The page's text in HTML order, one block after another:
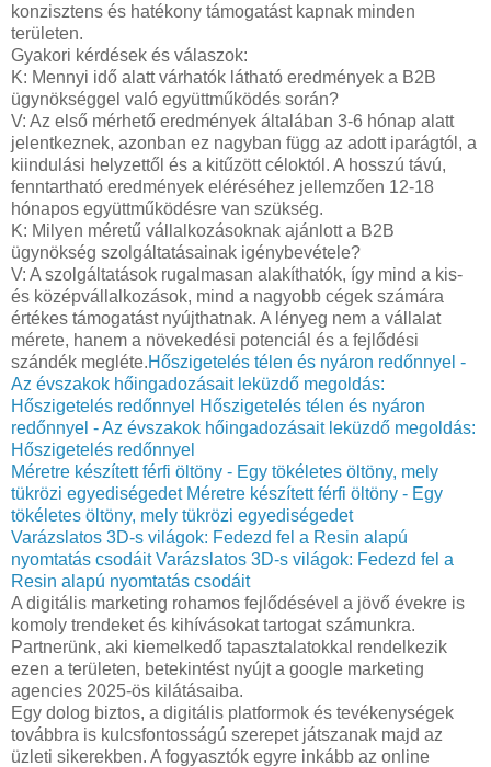
konzisztens és hatékony támogatást kapnak minden
területen.
Gyakori kérdések és válaszok:
K: Mennyi idő alatt várhatók látható eredmények a B2B
ügynökséggel való együttműködés során?
V: Az első mérhető eredmények általában 3-6 hónap alatt
jelentkeznek, azonban ez nagyban függ az adott iparágtól, a
kiindulási helyzettől és a kitűzött céloktól. A hosszú távú,
fenntartható eredmények eléréséhez jellemzően 12-18
hónapos együttműködésre van szükség.
K: Milyen méretű vállalkozásoknak ajánlott a B2B
ügynökség szolgáltatásainak igénybevétele?
V: A szolgáltatások rugalmasan alakíthatók, így mind a kis-
és középvállalkozások, mind a nagyobb cégek számára
értékes támogatást nyújthatnak. A lényeg nem a vállalat
mérete, hanem a növekedési potenciál és a fejlődési
szándék megléte.Hőszigetelés télen és nyáron redőnnyel -
Az évszakok hőingadozásait leküzdő megoldás:
Hőszigetelés redőnnyel Hőszigetelés télen és nyáron
redőnnyel - Az évszakok hőingadozásait leküzdő megoldás:
Hőszigetelés redőnnyel
Méretre készített férfi öltöny - Egy tökéletes öltöny, mely
tükrözi egyediségedet Méretre készített férfi öltöny - Egy
tökéletes öltöny, mely tükrözi egyediségedet
Varázslatos 3D-s világok: Fedezd fel a Resin alapú
nyomtatás csodáit Varázslatos 3D-s világok: Fedezd fel a
Resin alapú nyomtatás csodáit
A digitális marketing rohamos fejlődésével a jövő évekre is
komoly trendeket és kihívásokat tartogat számunkra.
Partnerünk, aki kiemelkedő tapasztalatokkal rendelkezik
ezen a területen, betekintést nyújt a google marketing
agencies 2025-ös kilátásaiba.
Egy dolog biztos, a digitális platformok és tevékenységek
továbbra is kulcsfontosságú szerepet játszanak majd az
üzleti sikerekben. A fogyasztók egyre inkább az online